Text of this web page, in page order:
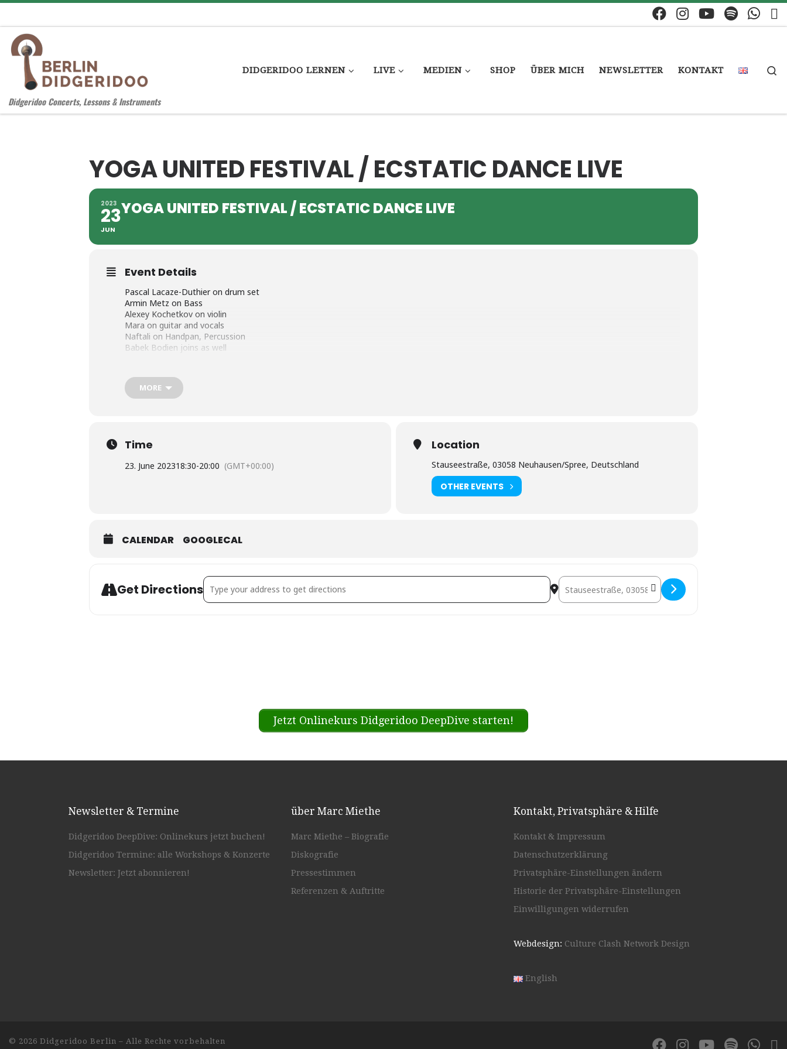
Didgeridoo Concerts, Lessons & Instruments
DIDGERIDOO LERNEN LIVE MEDIEN SHOP ÜBER MICH NEWSLETTER KONTAKT
YOGA UNITED FESTIVAL / ECSTATIC DANCE LIVE
2023
23
JUN
YOGA UNITED FESTIVAL / ECSTATIC DANCE LIVE
Event Details
Pascal Lacaze-Duthier on drum set
Armin Metz on Bass
Alexey Kochetkov on violin
Mara on guitar and vocals
Naftali on Handpan, Percussion
Babek Bodien joins as well
MORE
Time
23. June 202318:30-20:00 (GMT+00:00)
Location
Stauseestraße, 03058 Neuhausen/Spree, Deutschland
OTHER EVENTS
CALENDAR GOOGLECAL
Get DirectionsAddress - Yoga United Festival / Ecstatic Dance Live [WL1kYxTE2] Destination Address - Yoga United Festival /
Jetzt Onlinekurs Didgeridoo DeepDive starten!
Newsletter & Termine
Didgeridoo DeepDive: Onlinekurs jetzt buchen!
Didgeridoo Termine: alle Workshops & Konzerte
Newsletter: Jetzt abonnieren!
über Marc Miethe
Marc Miethe – Biografie
Diskografie
Pressestimmen
Referenzen & Auftritte
Kontakt, Privatsphäre & Hilfe
Kontakt & Impressum
Datenschutzerklärung
Privatsphäre-Einstellungen ändern
Historie der Privatsphäre-Einstellungen
Einwilligungen widerrufen
Webdesign: Culture Clash Network Design
English
© 2026 Didgeridoo Berlin – Alle Rechte vorbehalten